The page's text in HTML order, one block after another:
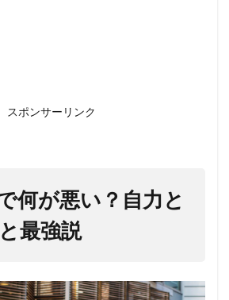
スポンサーリンク
何が悪い？自力と
最強説